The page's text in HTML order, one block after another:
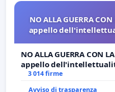
NO ALLA GUERRA CON
appello
NO ALLA GUERRA CON
appello
3 014 firme
Avviso di trasparenza